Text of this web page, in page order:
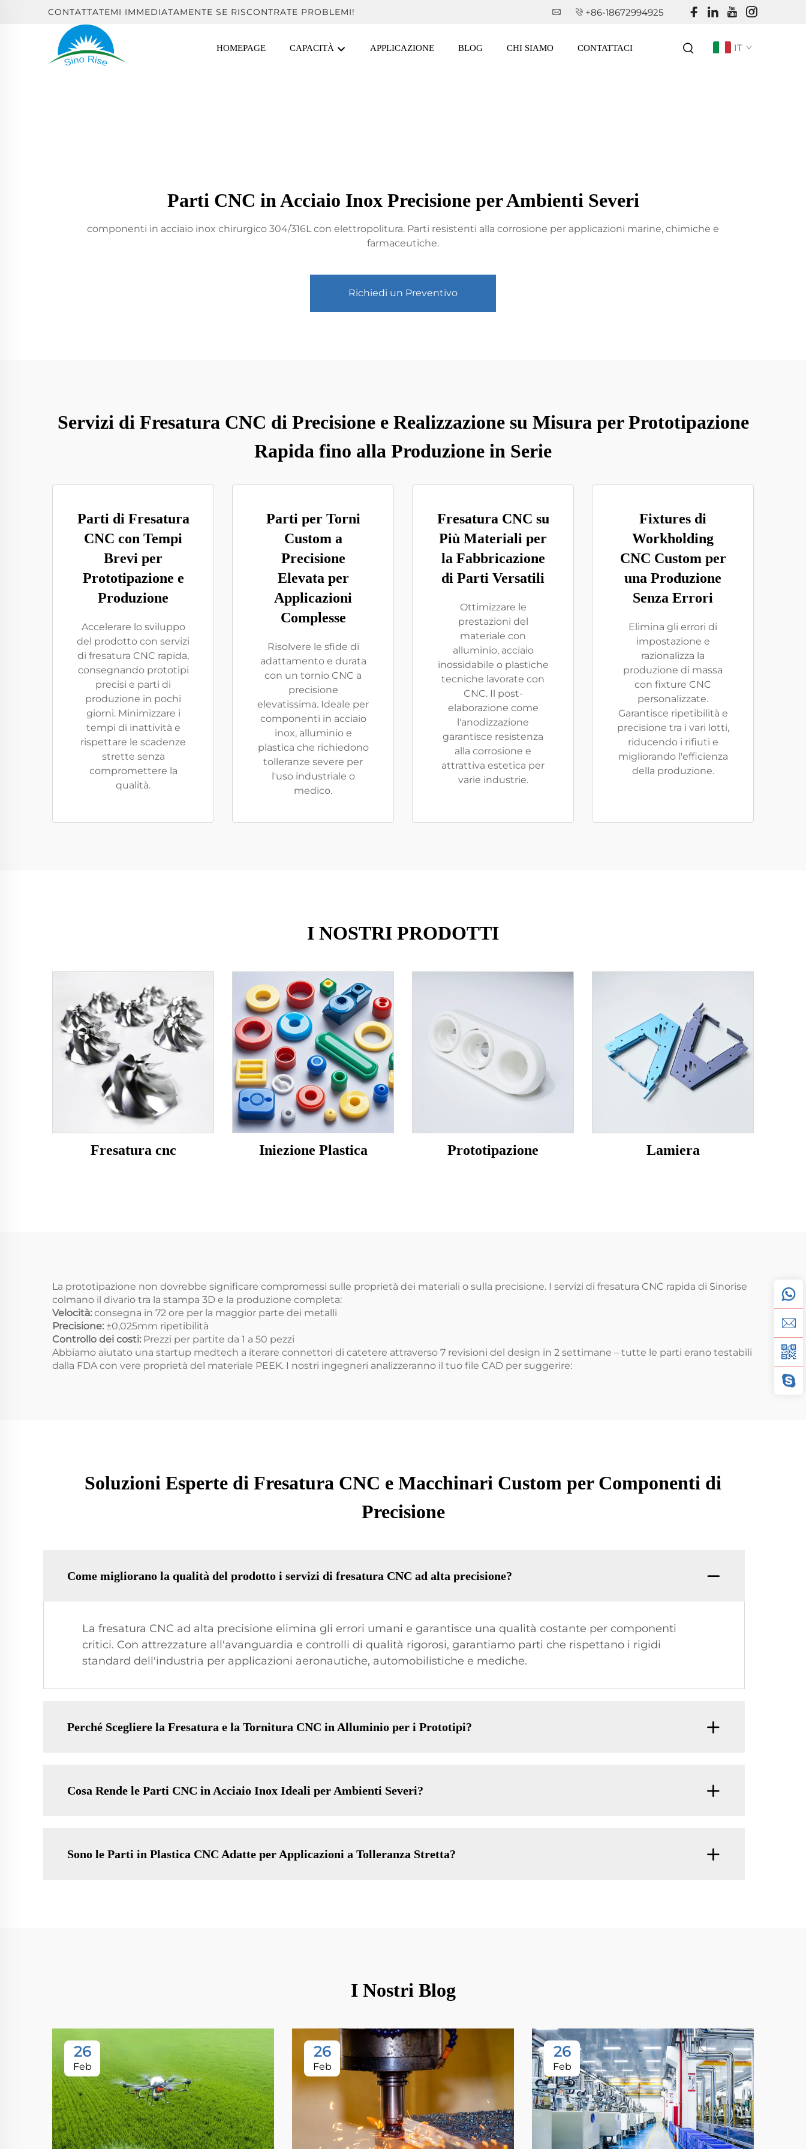
CONTATTATEMI IMMEDIATAMENTE SE RISCONTRATE PROBLEMI! +86-18672994925
HOMEPAGE CAPACITÀ APPLICAZIONE BLOG CHI SIAMO CONTATTACI IT
Parti CNC in Acciaio Inox Precisione per Ambienti Severi
componenti in acciaio inox chirurgico 304/316L con elettropolitura. Parti resistenti alla corrosione per applicazioni marine, chimiche e
farmaceutiche.
Richiedi un Preventivo
Servizi di Fresatura CNC di Precisione e Realizzazione su Misura per Prototipazione
Rapida fino alla Produzione in Serie
Parti di Fresatura
CNC con Tempi
Brevi per
Prototipazione e
Produzione
Accelerare lo sviluppo
del prodotto con servizi
di fresatura CNC rapida,
consegnando prototipi
precisi e parti di
produzione in pochi
giorni. Minimizzare i
tempi di inattività e
rispettare le scadenze
strette senza
compromettere la
qualità.
Parti per Torni
Custom a
Precisione
Elevata per
Applicazioni
Complesse
Risolvere le sfide di
adattamento e durata
con un tornio CNC a
precisione
elevatissima. Ideale per
componenti in acciaio
inox, alluminio e
plastica che richiedono
tolleranze severe per
l'uso industriale o
medico.
Fresatura CNC su
Più Materiali per
la Fabbricazione
di Parti Versatili
Ottimizzare le
prestazioni del
materiale con
alluminio, acciaio
inossidabile o plastiche
tecniche lavorate con
CNC. Il post-
elaborazione come
l'anodizzazione
garantisce resistenza
alla corrosione e
attrattiva estetica per
varie industrie.
Fixtures di
Workholding
CNC Custom per
una Produzione
Senza Errori
Elimina gli errori di
impostazione e
razionalizza la
produzione di massa
con fixture CNC
personalizzate.
Garantisce ripetibilità e
precisione tra i vari lotti,
riducendo i rifiuti e
migliorando l'efficienza
della produzione.
I NOSTRI PRODOTTI
Fresatura cnc Iniezione Plastica Prototipazione Lamiera
La prototipazione non dovrebbe significare compromessi sulle proprietà dei materiali o sulla precisione. I servizi di fresatura CNC rapida di Sinorise
colmano il divario tra la stampa 3D e la produzione completa:
Velocità: consegna in 72 ore per la maggior parte dei metalli
Precisione: ±0,025mm ripetibilità
Controllo dei costi: Prezzi per partite da 1 a 50 pezzi
Abbiamo aiutato una startup medtech a iterare connettori di catetere attraverso 7 revisioni del design in 2 settimane – tutte le parti erano testabili
dalla FDA con vere proprietà del materiale PEEK. I nostri ingegneri analizzeranno il tuo file CAD per suggerire:
Soluzioni Esperte di Fresatura CNC e Macchinari Custom per Componenti di
Precisione
Come migliorano la qualità del prodotto i servizi di fresatura CNC ad alta precisione?
La fresatura CNC ad alta precisione elimina gli errori umani e garantisce una qualità costante per componenti
critici. Con attrezzature all'avanguardia e controlli di qualità rigorosi, garantiamo parti che rispettano i rigidi
standard dell'industria per applicazioni aeronautiche, automobilistiche e mediche.
Perché Scegliere la Fresatura e la Tornitura CNC in Alluminio per i Prototipi?
Cosa Rende le Parti CNC in Acciaio Inox Ideali per Ambienti Severi?
Sono le Parti in Plastica CNC Adatte per Applicazioni a Tolleranza Stretta?
I Nostri Blog
26
Feb
26
Feb
26
Feb